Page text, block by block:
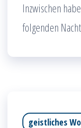
Inzwischen
folgenden
geistliches